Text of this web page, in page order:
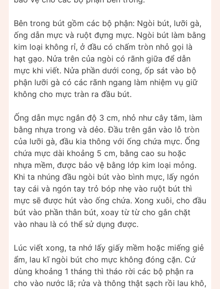
Bên trong bút gồm các bộ phận: Ngòi bút, lưỡi gà,
ống dẫn mực và ruột đựng mực. Ngòi bút làm bằng
kim loại không rỉ, ở đầu có chấm tròn nhỏ gọi là
hạt gạo. Nửa trên của ngòi có rãnh giữa để dẫn
mực khi viết. Nửa phần dưới cong, ốp sát vào bộ
phận lưỡi gà có các rãnh ngang làm nhiệm vụ giữ
không cho mực tràn ra đầu bút.
Ống dẫn mực ngắn độ 3 cm, nhỏ như cây tăm, làm
bằng nhựa trong và dẻo. Đầu trên gắn vào lỗ tròn
của lưỡi gà, đầu kia thông với ống chứa mực. Ống
chứa mực dài khoảng 5 cm, bằng cao su hoặc
nhựa mềm, được bảo vệ bằng lớp kim loại mỏng.
Khi ta nhúng đầu ngòi bút vào bình mực, lấy ngón
tay cái và ngón tay trỏ bóp nhẹ vào ruột bút thì
mực sẽ được hút vào ống chứa. Xong xuôi, cho đầu
bút vào phần thân bút, xoay từ từ cho gắn chặt
vào nhau là có thể sử dụng được.
Lúc viết xong, ta nhớ lấy giấy mềm hoặc miếng giẻ
ẩm, lau kĩ ngòi bút cho mực không đóng cặn. Cứ
dùng khoảng 1 tháng thì tháo rời các bộ phận ra
cho vào nước lã; rửa và thông thật sạch rồi lau khô,